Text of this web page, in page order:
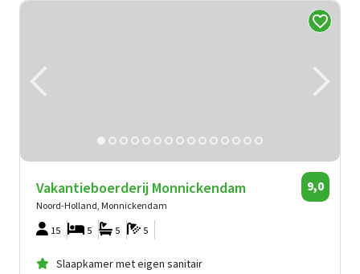
Vakantieboerderij Monnickendam
Noord-Holland, Monnickendam
9,0
15 5
5
5
Slaapkamer met eigen sanitair